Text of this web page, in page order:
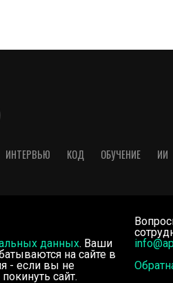
ИНТЕРВЬЮ КОД ОБУЧЕНИЕ ИИ
данных. Ваши
на сайте в
- если вы не
сайт.